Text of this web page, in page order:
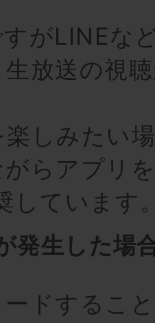
がLINEな
放送の視
しみたい
がらアプリ
しています
発生した場
ドするこ